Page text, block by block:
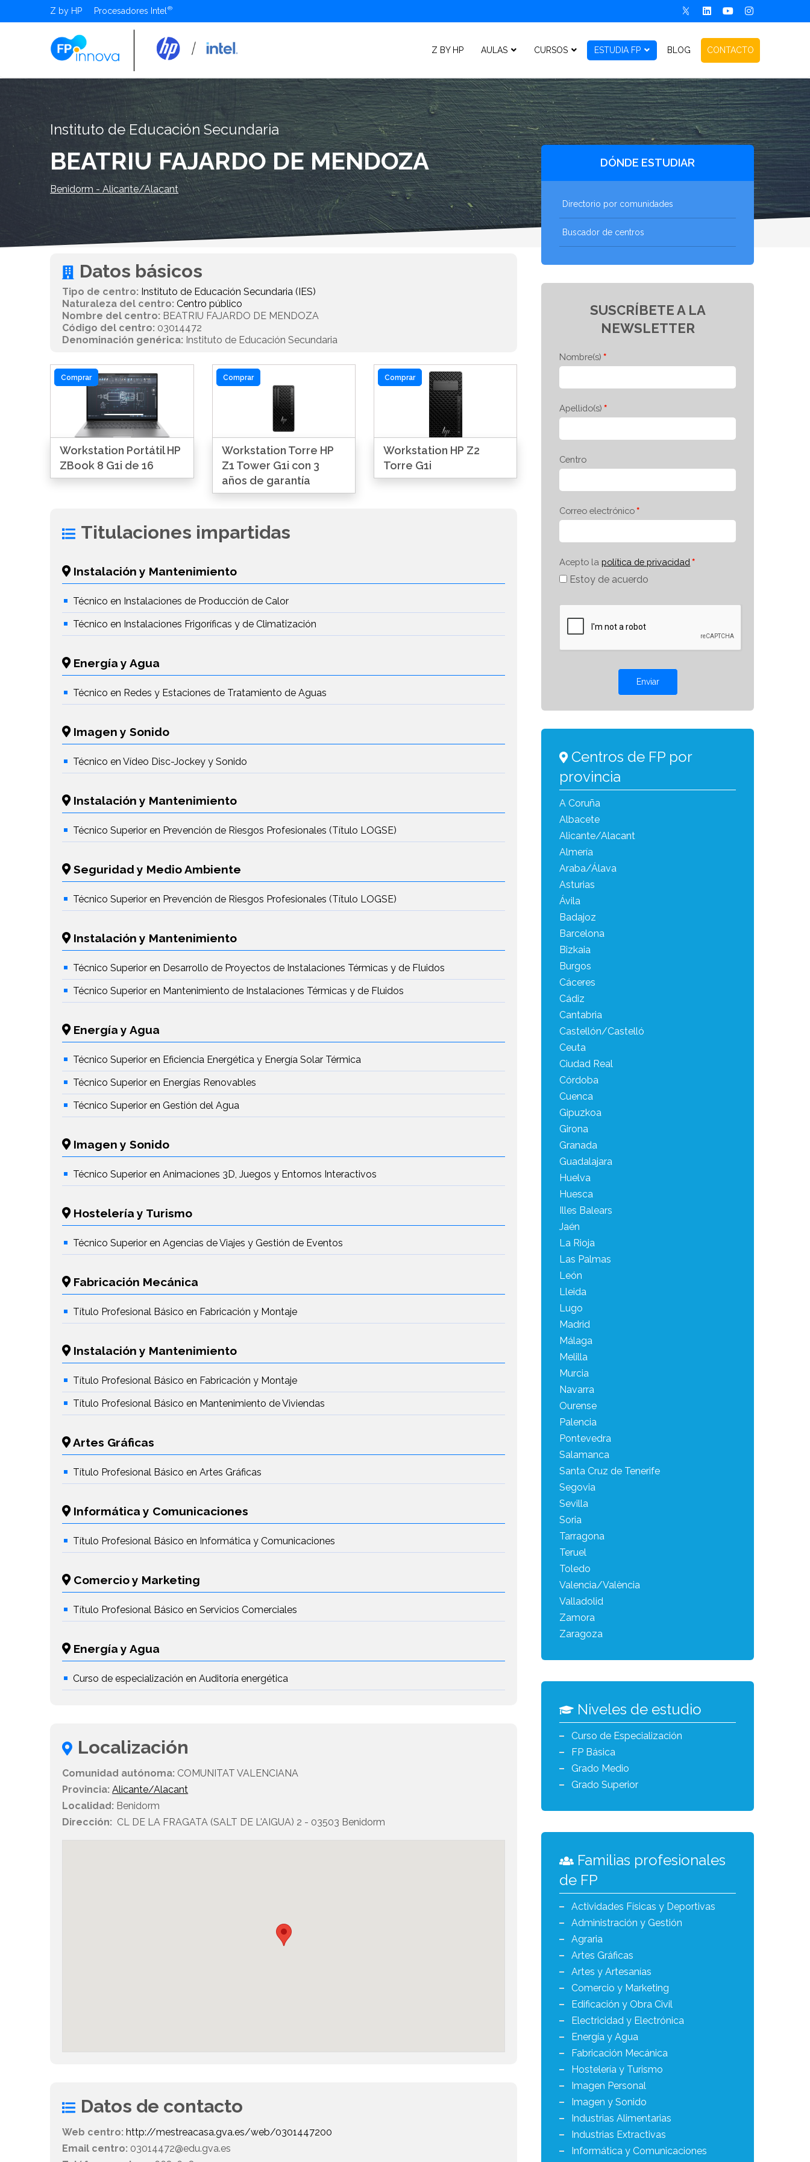
Z by HP Procesadores Intel
Z BY HP AULAS CURSOS ESTUDIA FP BLOG CONTACTO
Instituto de Educación Secundaria
BEATRIU FAJARDO DE MENDOZA
Benidorm - Alicante/Alacant
Datos básicos
Tipo de centro: Instituto de Educación Secundaria (IES)
Naturaleza del centro: Centro público
Nombre del centro: BEATRIU FAJARDO DE MENDOZA
Código del centro: 03014472
Denominación genérica: Instituto de Educación Secundaria
Comprar
Workstation Portátil HP
ZBook 8 G1i de 16
Comprar
Workstation Torre HP
Z1 Tower G1i con 3
años de garantía
Comprar
Workstation HP Z2
Torre G1i
Titulaciones impartidas
Instalación y Mantenimiento
Técnico en Instalaciones de Producción de Calor
Técnico en Instalaciones Frigoríficas y de Climatización
Energía y Agua
Técnico en Redes y Estaciones de Tratamiento de Aguas
Imagen y Sonido
Técnico en Vídeo Disc-Jockey y Sonido
Instalación y Mantenimiento
Técnico Superior en Prevención de Riesgos Profesionales (Título LOGSE)
Seguridad y Medio Ambiente
Técnico Superior en Prevención de Riesgos Profesionales (Título LOGSE)
Instalación y Mantenimiento
Técnico Superior en Desarrollo de Proyectos de Instalaciones Térmicas y de Fluidos
Técnico Superior en Mantenimiento de Instalaciones Térmicas y de Fluidos
Energía y Agua
Técnico Superior en Eficiencia Energética y Energía Solar Térmica
Técnico Superior en Energías Renovables
Técnico Superior en Gestión del Agua
Imagen y Sonido
Técnico Superior en Animaciones 3D, Juegos y Entornos Interactivos
Hostelería y Turismo
Técnico Superior en Agencias de Viajes y Gestión de Eventos
Fabricación Mecánica
Título Profesional Básico en Fabricación y Montaje
Instalación y Mantenimiento
Título Profesional Básico en Fabricación y Montaje
Título Profesional Básico en Mantenimiento de Viviendas
Artes Gráficas
Título Profesional Básico en Artes Gráficas
Informática y Comunicaciones
Título Profesional Básico en Informática y Comunicaciones
Comercio y Marketing
Título Profesional Básico en Servicios Comerciales
Energía y Agua
Curso de especialización en Auditoría energética
Localización
Comunidad autónoma: COMUNITAT VALENCIANA
Provincia: Alicante/Alacant
Localidad: Benidorm
Dirección: CL DE LA FRAGATA (SALT DE L'AIGUA) 2 - 03503 Benidorm
Datos de contacto
Web centro: http://mestreacasa.gva.es/web/0301447200
Email centro: 03014472@edu.gva.es
DÓNDE ESTUDIAR
Directorio por comunidades
Buscador de centros
SUSCRÍBETE A LA
NEWSLETTER
Nombre(s)
Apellido(s)
Centro
Correo electrónico
Acepto la política de privacidad
Estoy de acuerdo
Enviar
Centros de FP por
provincia
A Coruña
Albacete
Alicante/Alacant
Almería
Araba/Álava
Asturias
Ávila
Badajoz
Barcelona
Bizkaia
Burgos
Cáceres
Cádiz
Cantabria
Castellón/Castelló
Ceuta
Ciudad Real
Córdoba
Cuenca
Gipuzkoa
Girona
Granada
Guadalajara
Huelva
Huesca
Illes Balears
Jaén
La Rioja
Las Palmas
León
Lleida
Lugo
Madrid
Málaga
Melilla
Murcia
Navarra
Ourense
Palencia
Pontevedra
Salamanca
Santa Cruz de Tenerife
Segovia
Sevilla
Soria
Tarragona
Teruel
Toledo
Valencia/València
Valladolid
Zamora
Zaragoza
Niveles de estudio
Curso de Especialización
FP Básica
Grado Medio
Grado Superior
Familias profesionales
de FP
Actividades Físicas y Deportivas
Administración y Gestión
Agraria
Artes Gráficas
Artes y Artesanías
Comercio y Marketing
Edificación y Obra Civil
Electricidad y Electrónica
Energía y Agua
Fabricación Mecánica
Hostelería y Turismo
Imagen Personal
Imagen y Sonido
Industrias Alimentarias
Industrias Extractivas
Informática y Comunicaciones